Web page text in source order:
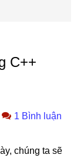
C++
1 Bình luận
chúng ta sẽ